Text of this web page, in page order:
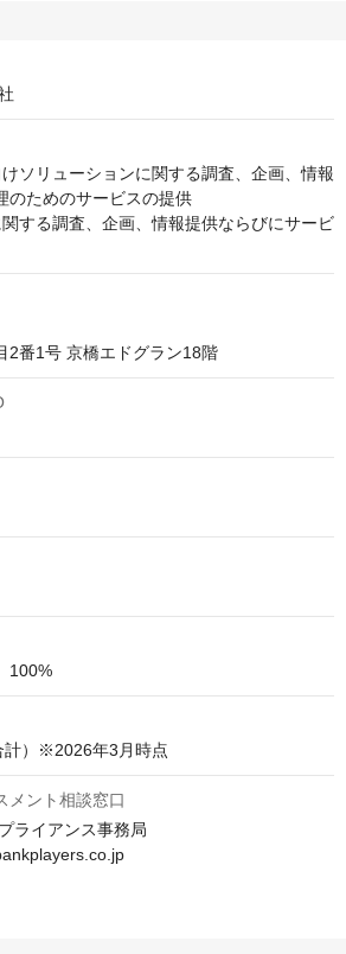
ソリューションに関する調査、企画、情報
のためのサービスの提供
する調査、企画、情報提供ならびにサービ
2番1号 京橋エドグラン18階
100%
計）※2026年3月時点
メント相談窓口
ライアンス事務局